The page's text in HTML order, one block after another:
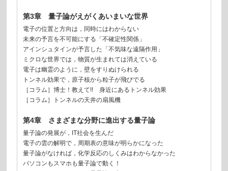
第3章 量子論がえがくあいまいな世界
電子の位置と方向は，同時にはわからない
未来の予言を不可能にする「不確定性関係」
アインシュタインが予言した「不気味な遠隔作用」
ミクロな世界では，物質が生まれては消えている
電子は幽霊のように，壁をすりぬけられる
トンネル効果で，原子核から粒子が飛びでる
［コラム］博士！教えて!! 身近にあるトンネル効果
［コラム］トンネルの天井の扇風機
第4章 さまざまな分野に進出する量子論
量子論の発展が，IT社会を生んだ
電子の雲の解明で，周期表の意味が明らかになった
量子論がなければ，化学反応のしくみはわからなかった
パソコンもスマホも量子論で動く！